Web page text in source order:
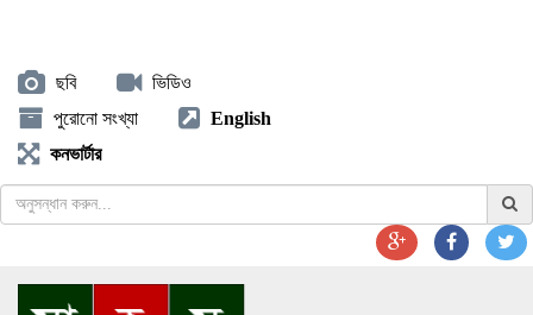
ছবি
ভিডিও
পুরোনো সংখ্যা
English
কনভার্টার